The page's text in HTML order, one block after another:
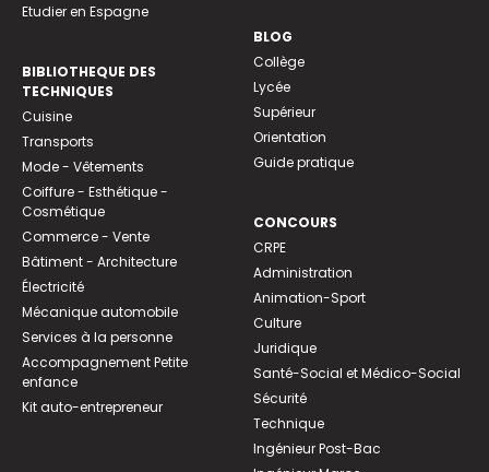
Etudier en Espagne
BIBLIOTHEQUE DES
TECHNIQUES
Cuisine
Transports
Mode - Vêtements
Coiffure - Esthétique -
Cosmétique
Commerce - Vente
Bâtiment - Architecture
Électricité
Mécanique automobile
Services à la personne
Accompagnement Petite
enfance
Kit auto-entrepreneur
BLOG
Collège
Lycée
Supérieur
Orientation
Guide pratique
CONCOURS
CRPE
Administration
Animation-Sport
Culture
Juridique
Santé-Social et Médico-Social
Sécurité
Technique
Ingénieur Post-Bac